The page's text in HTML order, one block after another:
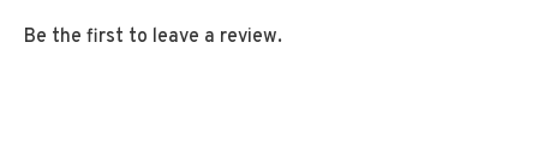
Be the first to leave a review.